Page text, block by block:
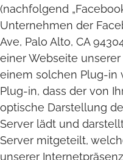
(nachfolgend
Unternehmen der
Ave, Palo Alto, CA
einer Webseite
einem solchen Plug-in
Plug-in, dass der von
optische Darstellung
Server lädt und
Server mitgeteilt,
unserer